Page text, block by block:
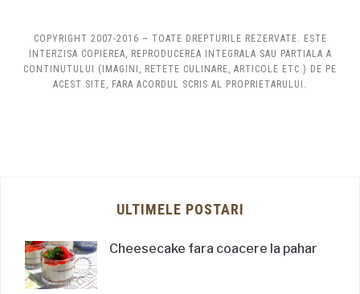
COPYRIGHT 2007-2016 ~ TOATE DREPTURILE REZERVATE. ESTE
INTERZISA COPIEREA, REPRODUCEREA INTEGRALA SAU PARTIALA A
CONTINUTULUI (IMAGINI, RETETE CULINARE, ARTICOLE ETC.) DE PE
ACEST SITE, FARA ACORDUL SCRIS AL PROPRIETARULUI.
ULTIMELE POSTARI
Cheesecake fara coacere la pahar